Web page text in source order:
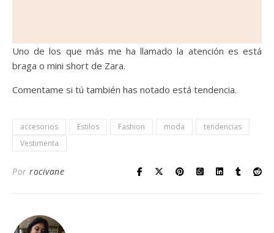
Uno de los que más me ha llamado la atención es está
braga o mini short de Zara.
Comentame si tú también has notado está tendencia.
accesorios Estilos Fashion moda
tendencias
Vestimenta
Por rocivane